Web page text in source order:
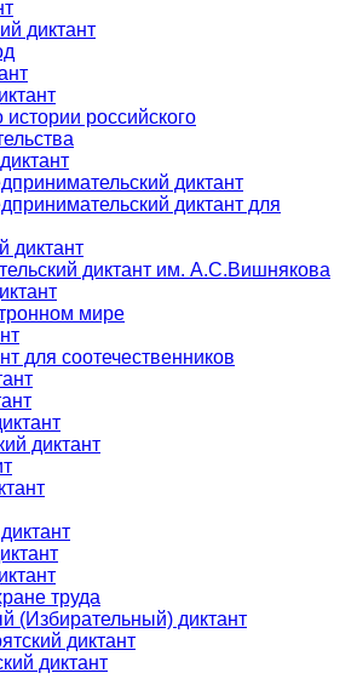
диктант
российского
диктант
диктант для
диктант
диктант им. А.С.Вишнякова
мире
для соотечественников
диктант
труда
(Избирательный) диктант
диктант
диктант